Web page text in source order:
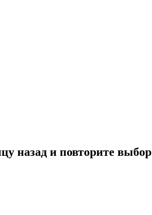
назад и повторите выбор